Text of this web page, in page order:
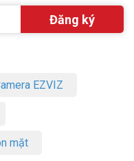
EZVIZ
mặt